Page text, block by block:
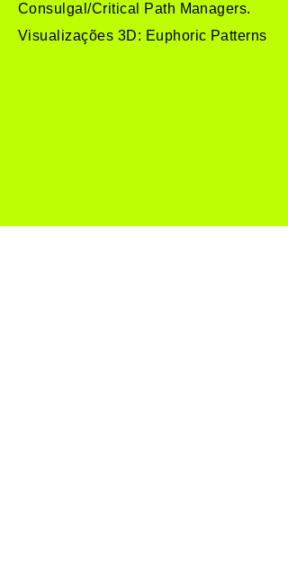
Consulgal/Critical Path Managers.
Visualizações 3D: Euphoric Patterns